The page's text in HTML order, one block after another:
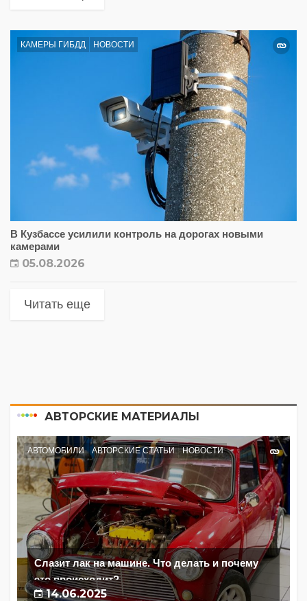
КАМЕРЫ ГИБДД НОВОСТИ
В Кузбассе усилили контроль на дорогах новыми
камерами
05.08.2026
Читать еще
АВТОРСКИЕ МАТЕРИАЛЫ
АВТОМОБИЛИ АВТОРСКИЕ СТАТЬИ НОВОСТИ
Слазит лак на машине. Что делать и почему
это происходит?
14.06.2025